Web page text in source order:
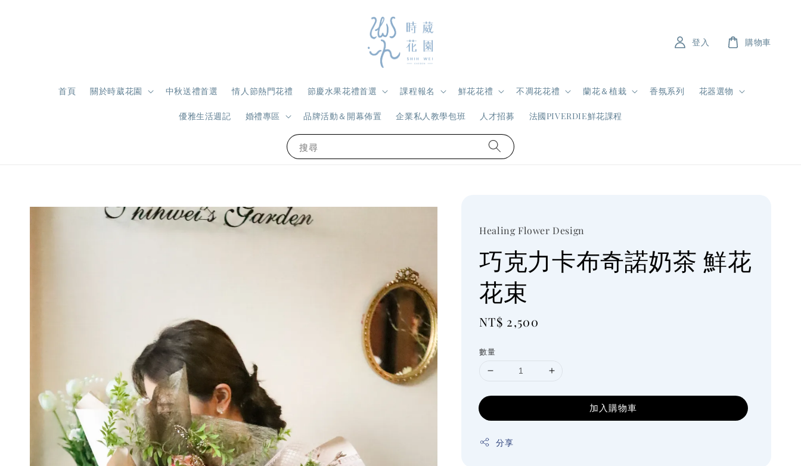
搜尋
首頁 關於時葳花園 中秋送禮首選 情人節熱門花禮 節慶水果花禮首選 課程報名 鮮花花禮 不凋花花禮 蘭花＆植栽 香氛系列 花器選物
優雅生活週記 婚禮專區 品牌活動＆開幕佈置 企業私人教學包班 人才招募 法國PIVERDIE鮮花課程
登入 購物車
Healing Flower Design
巧克力卡布奇諾奶茶 鮮花
花束
Regular
NT$ 2,500
數量
加入購物車
分享